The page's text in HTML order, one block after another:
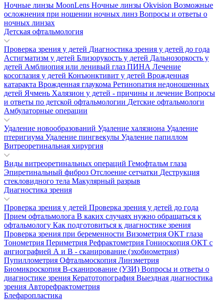
Ночные линзы MoonLens Ночные линзы Okvision Возможные
осложнения при ношении ночных линз Вопросы и ответы о
ночных линзах
Детская офтальмология
Проверка зрения у детей Диагностика зрения у детей до года
Астигматизм у детей Близорукость у детей Дальнозоркость у
детей Амблиопия или ленивый глаз ПИНА Лечение
косоглазия у детей Конъюнктивит у детей Врожденная
катаракта Врожденная глаукома Ретинопатия недоношенных
детей Ячмень Халязион у детей - причины и лечение Вопросы
и ответы по детской офтальмологии Детские офтальмологи
Амбулаторные операции
Удаление новообразований Удаление халязиона Удаление
птеригиума Удаление пингвекулы Удаление папиллом
Витреоретинальная хирургия
Виды витреоретинальных операций Гемофтальм глаза
Эпиретинальный фиброз Отслоение сетчатки Деструкция
стекловидного тела Макулярный разрыв
Диагностика зрения
Проверка зрения у детей Проверка зрения у детей до года
Прием офтальмолога В каких случаях нужно обращаться к
офтальмологу Как подготовиться к диагностике зрения
Проверка зрения при беременности Визометрия ОКТ глаза
Тонометрия Периметрия Рефрактометрия Гониоскопия ОКТ с
ангиографией А и В - сканирование (эхобиометрия)
Пупиллометрия Офтальмоскопия Линзметрия
Биомикроскопия В-сканирование (УЗИ) Вопросы и ответы о
диагностике зрения Кератотопография Выездная диагностика
зрения Авторефрактометрия
Блефаропластика